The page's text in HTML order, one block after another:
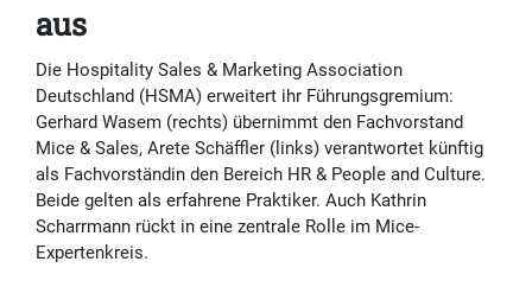
aus
Die Hospitality Sales & Marketing Association
Deutschland (HSMA) erweitert ihr Führungsgremium:
Gerhard Wasem (rechts) übernimmt den Fachvorstand
Mice & Sales, Arete Schäffler (links) verantwortet künftig
als Fachvorständin den Bereich HR & People and Culture.
Beide gelten als erfahrene Praktiker. Auch Kathrin
Scharrmann rückt in eine zentrale Rolle im Mice-
Expertenkreis.